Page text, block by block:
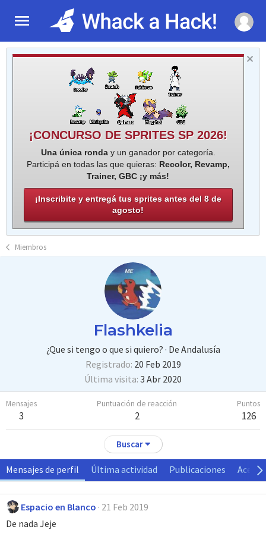
¡CONCURSO DE SPRITES SP 2026!
Una única ronday un ganador por categoría.
Participá en todas las que quieras: Recolor, Revamp,
Trainer, GBC ¡y más!
¡Inscribite y entregá tus sprites antes del 8 de
agosto!
Miembros
Flashkelia
¿Que si tengo o que si quiero? · De Andalusía
Registrado 20 Feb 2019
Última visita 3 Abr 2020
Mensajes
3
Puntuación de reacción
2
Puntos
126
Buscar
Mensajes de perfil Última actividad Publicaciones Acerca
Espacio en Blanco 21 Feb 2019
De nada Jeje